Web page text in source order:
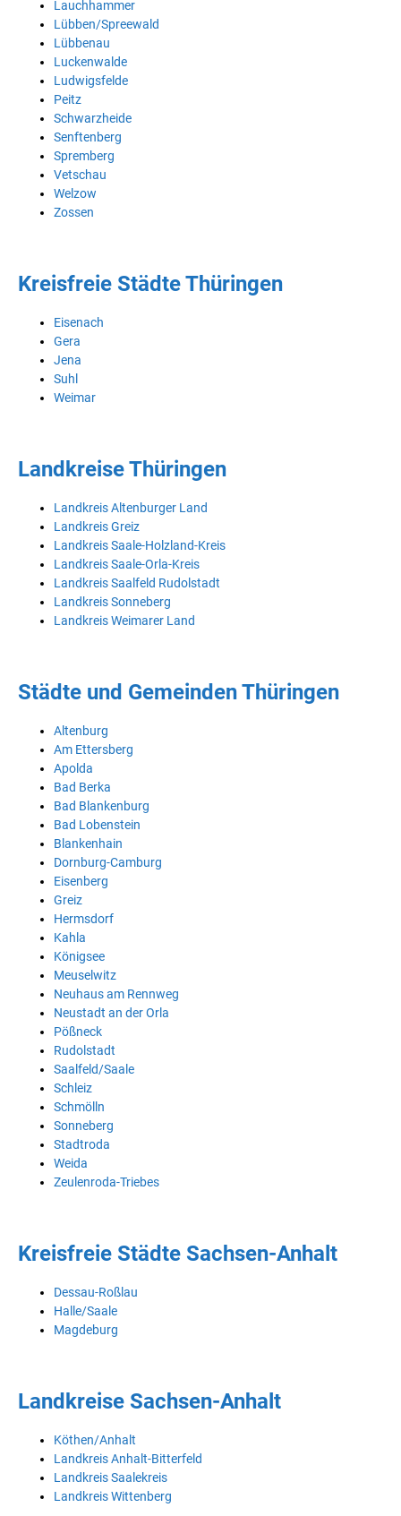
Lauchhammer
Lübben/Spreewald
Lübbenau
Luckenwalde
Ludwigsfelde
Peitz
Schwarzheide
Senftenberg
Spremberg
Vetschau
Welzow
Zossen
Kreisfreie Städte Thüringen
Eisenach
Gera
Jena
Suhl
Weimar
Landkreise Thüringen
Landkreis Altenburger Land
Landkreis Greiz
Landkreis Saale-Holzland-Kreis
Landkreis Saale-Orla-Kreis
Landkreis Saalfeld Rudolstadt
Landkreis Sonneberg
Landkreis Weimarer Land
Städte und Gemeinden Thüringen
Altenburg
Am Ettersberg
Apolda
Bad Berka
Bad Blankenburg
Bad Lobenstein
Blankenhain
Dornburg-Camburg
Eisenberg
Greiz
Hermsdorf
Kahla
Königsee
Meuselwitz
Neuhaus am Rennweg
Neustadt an der Orla
Pößneck
Rudolstadt
Saalfeld/Saale
Schleiz
Schmölln
Sonneberg
Stadtroda
Weida
Zeulenroda-Triebes
Kreisfreie Städte Sachsen-Anhalt
Dessau-Roßlau
Halle/Saale
Magdeburg
Landkreise Sachsen-Anhalt
Köthen/Anhalt
Landkreis Anhalt-Bitterfeld
Landkreis Saalekreis
Landkreis Wittenberg